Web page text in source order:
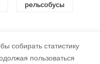
собирать статистику
пользоваться
рельсобусы